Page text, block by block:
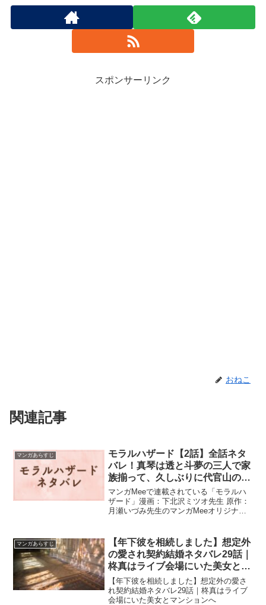
スポンサーリンク
おねこ
関連記事
マンガあらすじ
モラルハザード【2話】全話ネタ
バレ！真琴は透と斗夢の三人で家
族揃って、久しぶりに代官山の…
マンガMeeで連載されている「モラルハ
ザード」漫画：下北沢ミツオ先生 原作：
月瀬いづみ先生のマンガMeeオリジナル
家族揃って、久しぶりに代官山の...
マンガあらすじ
【年下彼を相続しました】想定外
の愛され契約結婚ネタバレ29話｜
柊真はライブ会場にいた美女とマ
ンションへ
【年下彼を相続しました】想定外の愛さ
れ契約結婚ネタバレ29話｜柊真はライブ
会場にいた美女とマンションへ